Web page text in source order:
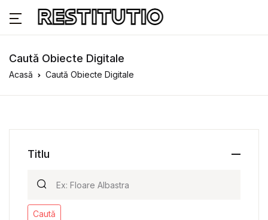
Caută Obiecte Digitale
Acasă Caută Obiecte Digitale
Titlu
Caută